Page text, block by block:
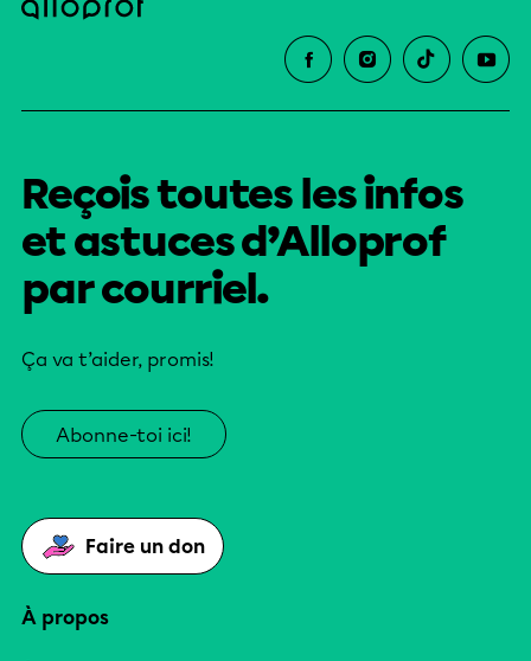
Reçois toutes les infos
et astuces d’Alloprof
par courriel.
Ça va t’aider, promis!
Abonne-toi ici!
Faire un don
À propos